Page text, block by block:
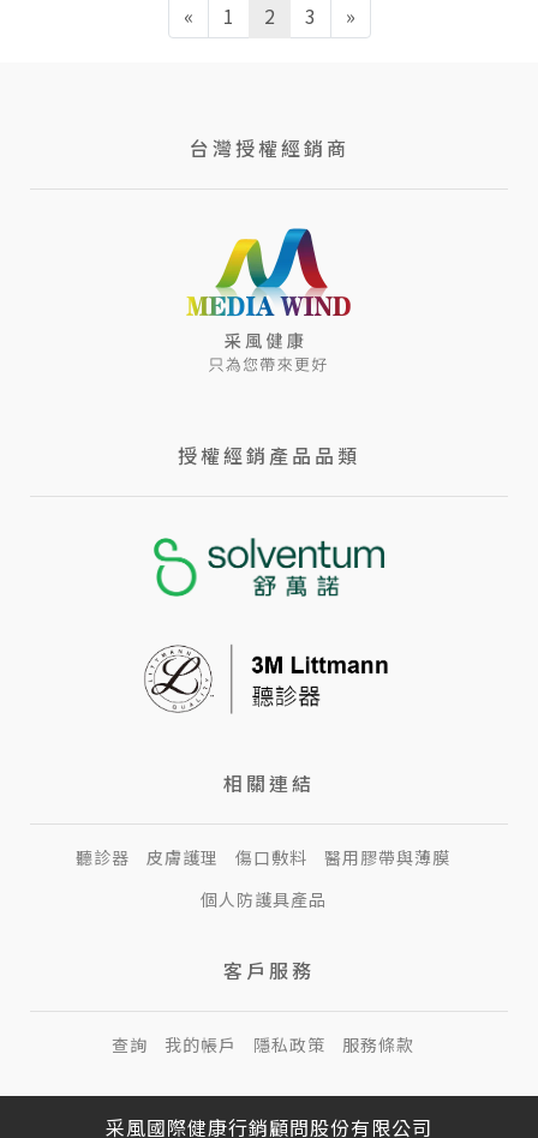
« 1 2 3 »
台灣授權經銷商
授權經銷產品品類
相關連結
聽診器 皮膚護理 傷口敷料
醫用膠帶與薄膜
個人防護具產品
客戶服務
查詢 我的帳戶 隱私政策 服務條款
采風國際健康行銷顧問股份有限公司